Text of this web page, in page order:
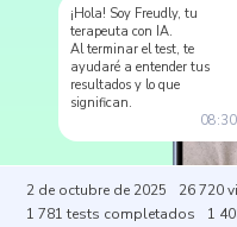
¡Hola! Soy Freudly, tu
terapeuta con IA.
Al terminar el test, te
ayudaré a entender tus
resultados y lo que
significan.
08:30
2 de octubre de 2025 26 720
1 781 tests completados 1